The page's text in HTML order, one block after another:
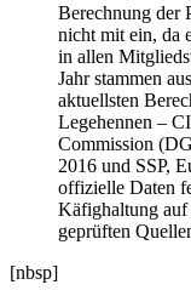
Berechnung der
nicht mit ein, da
in allen
Jahr stammen
aktuellsten
Legehennen –
Commission
2016 und SSP,
offizielle Daten
Käfighaltung auf
geprüften
[nbsp]